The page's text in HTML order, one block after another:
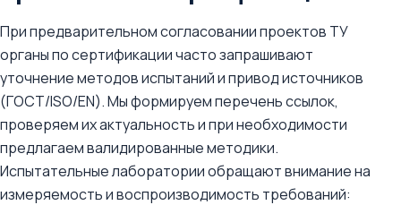
При предварительном согласовании проектов ТУ
органы по сертификации часто запрашивают
уточнение методов испытаний и привод источников
(ГОСТ/ISO/EN). Мы формируем перечень ссылок,
проверяем их актуальность и при необходимости
предлагаем валидированные методики.
Испытательные лаборатории обращают внимание на
измеряемость и воспроизводимость требований: